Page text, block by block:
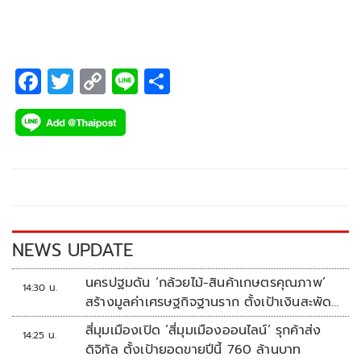
F
ac
e
k
T
wi
tt
C
o
p
k
Li
NEWS UPDATE
14:30 น.
นครปฐมดัน ‘กล้วยไม้-สินค้าเกษตรคุณภาพ’
สร้างมูลค่าเศรษฐกิจฐานราก ตั้งเป้าเงินสะพัด
10 ล้านบาท
14:25 น.
สี่มุมเมืองเปิด ‘สี่มุมเมืองออนไลน์’ รุกค้าส่ง
ดิจิทัล ตั้งเป้ายอดขายปีนี้ 760 ล้านบาท